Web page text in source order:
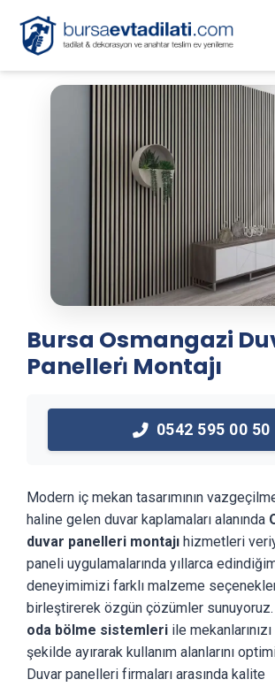
Bursa Osmangazi
Panelleri̇ Montajı
0542 595 00 50
Modern iç mekan tasarımının
haline gelen duvar kaplamaları alanında
duvar panelleri montajı hizmetleri
paneli uygulamalarında yıllarca
deneyimimizi farklı malzeme
birleştirerek özgün çözümler
oda bölme sistemleri ile
şekilde ayırarak kullanım alanlarını
Duvar panelleri firmaları arasında kalite